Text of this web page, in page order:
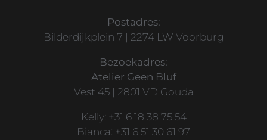
Postadres:
Bilderdijkplein 7 | 2274 LW Voorburg
Bezoekadres:
Atelier Geen Bluf
Vest 45 | 2801 VD Gouda
Kelly: +31 6 18 38 75 54
Bianca: +31 6 51 30 61 97